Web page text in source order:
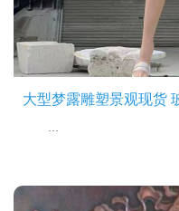
大型梦露雕塑景观现货